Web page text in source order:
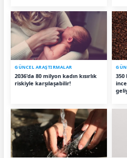
GÜNCEL ARAŞTIRMALAR
2036'da 80 milyon kadın kısırlık
riskiyle karşılaşabilir!
350